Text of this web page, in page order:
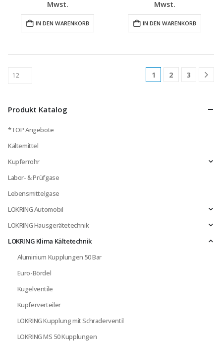
Preis
€665,74€599,98.
Mwst.
IN DEN WARENKORB
Preis
€772,46€699,98.
Mwst.
IN DEN WARENKORB
1 2 3
Produkt Katalog
*TOP Angebote
Kältemittel
Kupferrohr
Labor- & Prüfgase
Lebensmittelgase
LOKRING Automobil
LOKRING Hausgerätetechnik
LOKRING Klima Kältetechnik
Aluminium Kupplungen 50 Bar
Euro-Bördel
Kugelventile
Kupferverteiler
LOKRING Kupplung mit Schraderventil
LOKRING MS 50 Kupplungen